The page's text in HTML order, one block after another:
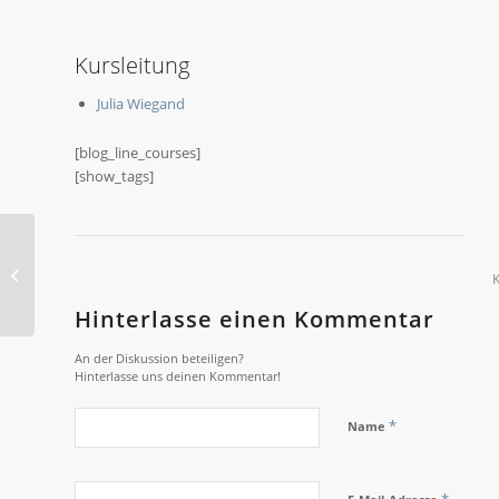
Kursleitung
Julia Wiegand
[blog_line_courses]
[show_tags]
Hinterlasse einen Kommentar
An der Diskussion beteiligen?
Hinterlasse uns deinen Kommentar!
Name *